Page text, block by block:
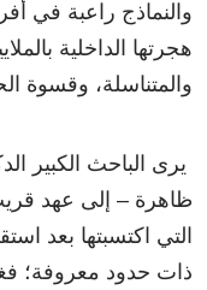
والنماذج راعبة في
هجرتها الداخلية
والمتناسلة، وقسوة
يرى الباحث الكبير
ظاهرة – إلى عهد قريب
التي اكتسبتها بعد
ذات حدود معروفة؛